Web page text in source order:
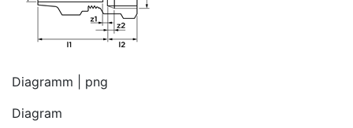
Diagramm | png
Diagram